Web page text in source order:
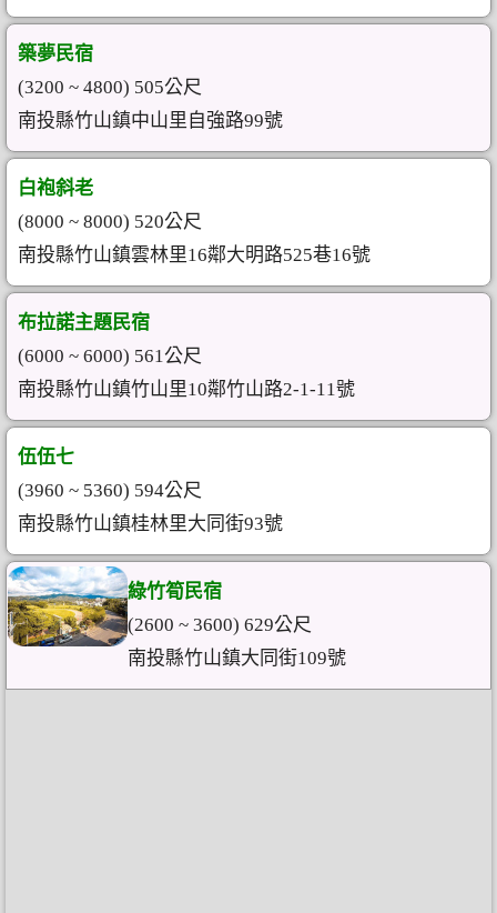
築夢民宿
(3200 ~ 4800) 505公尺
南投縣竹山鎮中山里自強路99號
白袍斜老
(8000 ~ 8000) 520公尺
南投縣竹山鎮雲林里16鄰大明路525巷16號
布拉諾主題民宿
(6000 ~ 6000) 561公尺
南投縣竹山鎮竹山里10鄰竹山路2-1-11號
伍伍七
(3960 ~ 5360) 594公尺
南投縣竹山鎮桂林里大同街93號
綠竹筍民宿
(2600 ~ 3600) 629公尺
南投縣竹山鎮大同街109號